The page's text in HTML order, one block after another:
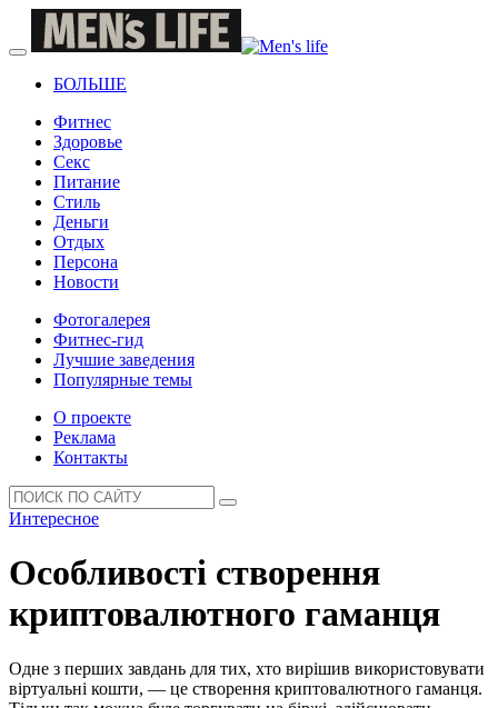
БОЛЬШЕ
Фитнес
Здоровье
Секс
Питание
Стиль
Деньги
Отдых
Персона
Новости
Фотогалерея
Фитнес-гид
Лучшие заведения
Популярные темы
О проекте
Реклама
Контакты
Интересное
Особливості створення
криптовалютного гаманця
Одне з перших завдань для тих, хто вирішив використовувати
віртуальні кошти, — це створення криптовалютного гаманця.